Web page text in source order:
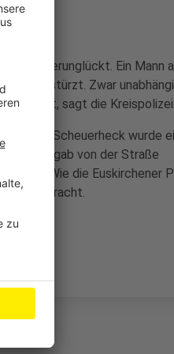
Biker verunglückt. Ein Mann
sind gestürzt. Zwar
entfernt, sagt die Kreispolizei.
und Scheuerheck wurde
bergab von der Straße
Wie die Euskirchener
gebracht.